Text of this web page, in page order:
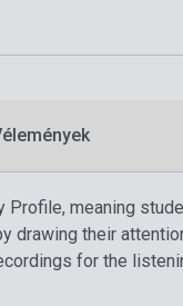
meaning
drawing their
for the